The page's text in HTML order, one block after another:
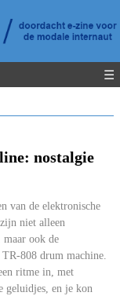
☰
nostalgie
van de elektronische
niet alleen
maar ook de
808 drum machine.
ritme in, met
geluidjes, en je kon